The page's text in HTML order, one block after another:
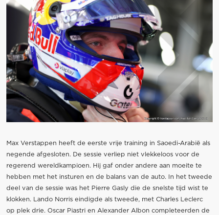
Max Verstappen heeft de eerste vrije training in Saoedi-Arabië als
negende afgesloten. De sessie verliep niet vlekkeloos voor de
regerend wereldkampioen. Hij gaf onder andere aan moeite te
hebben met het insturen en de balans van de auto. In het tweede
deel van de sessie was het Pierre Gasly die de snelste tijd wist te
klokken. Lando Norris eindigde als tweede, met Charles Leclerc
op plek drie. Oscar Piastri en Alexander Albon completeerden de